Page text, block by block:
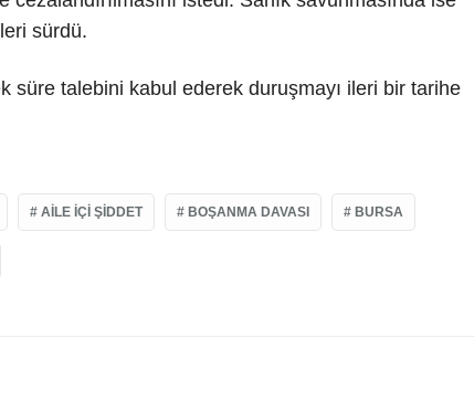
sürdü.
süre talebini kabul ederek duruşmayı ileri bir tarihe
AILE IÇI ŞIDDET BOŞANMA DAVASI BURSA